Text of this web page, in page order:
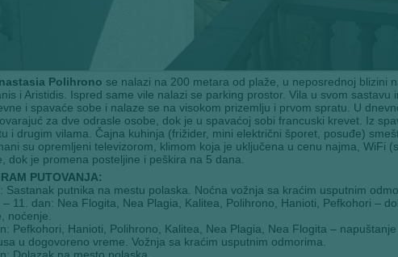
Polihrono se nalazi na 200 metara od plaže, u neposrednoj blizini
i Aristidis. Ispred same vile nalazi se parking prostor. Vila u svom
i spavaće sobe i nalaze se na visokom prizemlju i prvom spratu. U
za dve odrasle osobe, dok je u spavaćoj sobi francuski krevet. Iz
i drugim vilama. Čajna kuhinja (frižider, mini električni šporet, posuđe)
su opremljeni televizorom, klimom koja je uključena u cenu najma, WiFi
dok je promena posteljine i peškira na 5 dana.
PUTOVANJA:
Sastanak putnika na mestu polaska. Noćna vožnja sa kraćim usputnim
– 11. dan: Nea Flogita, Nea Plagia, Kalitea, Polihrono, Hanioti, Pefkohori –
noćenje.
Pefkohori, Hanioti, Polihrono, Kalitea, Nea Plagia, Nea Flogita –
u dogovoreno vreme. Vožnja sa kraćim usputnim odmorima.